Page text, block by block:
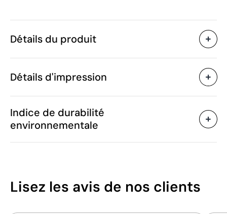
Détails du produit
Caractéristiques
Code du produit
Taille
Plastique
Dans notre collection
Juillet 2024
Détails d'impression
Indice de durabilité
environnementale
2
Lisez les avis de nos clients